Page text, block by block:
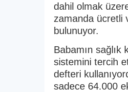
dahil olmak
zamanda ücretli
bulunuyor.
Babamın sağlık
sistemini tercih
defteri
sadece 64.000